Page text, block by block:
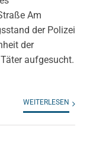
Am
der Polizei
der
aufgesucht.
WEITERLESEN